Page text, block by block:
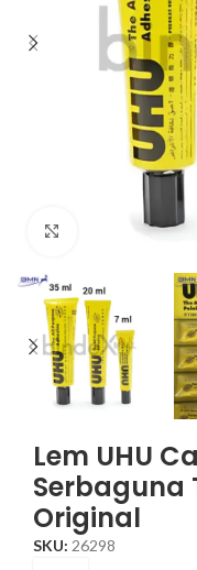
Click to enlarge
Lem UHU
Serbaguna
Original
SKU: 26298